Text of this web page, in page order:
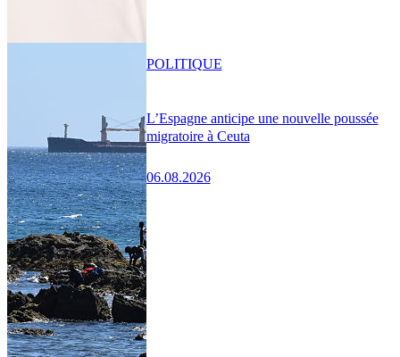
L’Espagne anticipe une nouvelle poussée
migratoire à Ceuta
06.08.2026
POLITIQUE